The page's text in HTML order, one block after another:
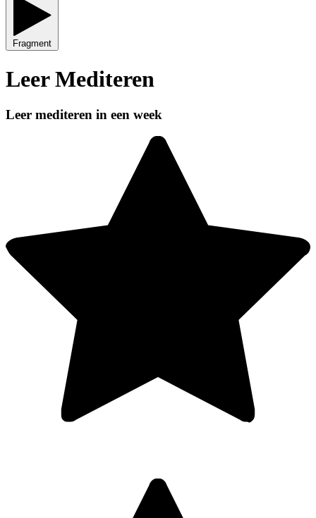
Fragment
Leer Mediteren
Leer mediteren in een week